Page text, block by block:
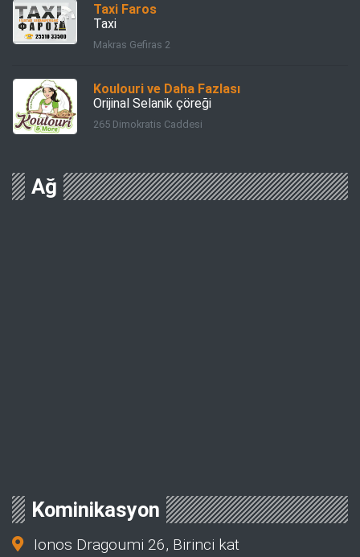
Taxi Faros
Taxi
Makras Gefiras 2
Koulouri ve Daha Fazlası
Orijinal Selanik çöreği
265 Dimokratis Caddesi
Ağ
Kominikasyon
Ionos Dragoumi 26, Birinci kat